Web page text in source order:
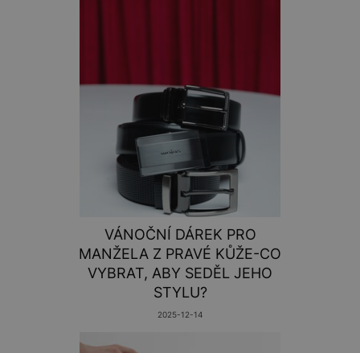
VÁNOČNÍ DÁREK PRO
MANŽELA Z PRAVÉ KŮŽE-CO
VYBRAT, ABY SEDĚL JEHO
STYLU?
2025-12-14